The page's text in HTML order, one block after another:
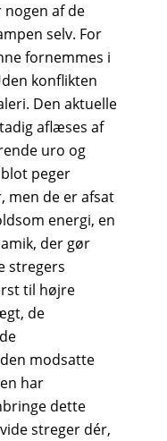
af de
selv. For
fornemmes i
konflikten
Den aktuelle
aflæses af
uro og
peger
men de er afsat
energi, en
der gør
stregers
til højre
de
modsatte
har
dette
streger dér,